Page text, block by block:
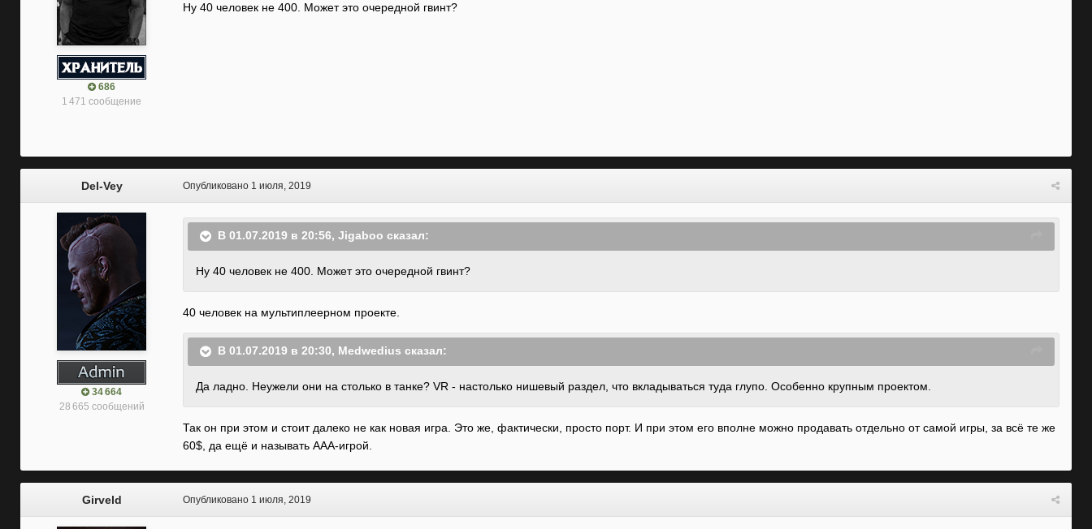
686
1 471 сообщение
Ну 40 человек не 400. Может это очередной гвинт?
Del-Vey
34 664
28 665 сообщений
Опубликовано 1 июля, 2019
В 01.07.2019 в 20:56, Jigaboo сказал:
Ну 40 человек не 400. Может это очередной гвинт?
40 человек на мультиплеерном проекте.
В 01.07.2019 в 20:30, Medwedius сказал:
Да ладно. Неужели они на столько в танке? VR - настолько нишевый раздел, что вкладываться туда глупо. Особенно крупным проектом.
Так он при этом и стоит далеко не как новая игра. Это же, фактически, просто порт. И при этом его вполне можно продавать отдельно от самой игры, за всё те же
60$, да ещё и называть AAA-игрой.
Girveld Опубликовано 1 июля, 2019